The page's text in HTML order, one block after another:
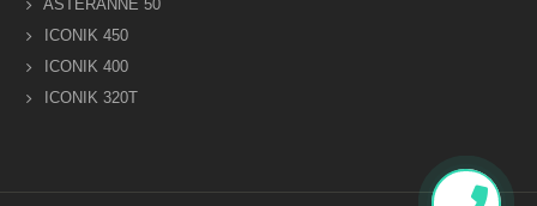
ASTERANNE 50
ICONIK 450
ICONIK 400
ICONIK 320T